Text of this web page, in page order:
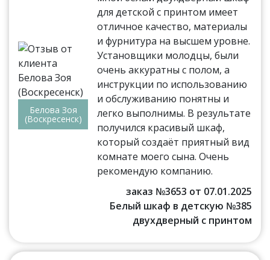
Белова Зоя
(Воскресенск)
для детской с принтом имеет
отличное качество, материалы
и фурнитура на высшем уровне.
Установщики молодцы, были
очень аккуратны с полом, а
инструкции по использованию
и обслуживанию понятны и
легко выполнимы. В результате
получился красивый шкаф,
который создаёт приятный вид
комнате моего сына. Очень
рекомендую компанию.
заказ №3653 от 07.01.2025
Белый шкаф в детскую №385
двухдверный с принтом